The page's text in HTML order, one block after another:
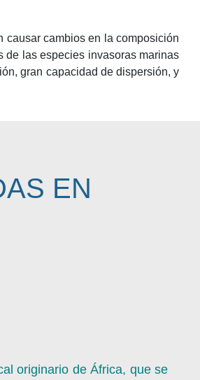
causar cambios en la composición
de las especies invasoras marinas
gran capacidad de dispersión, y
EN
originario de África, que se